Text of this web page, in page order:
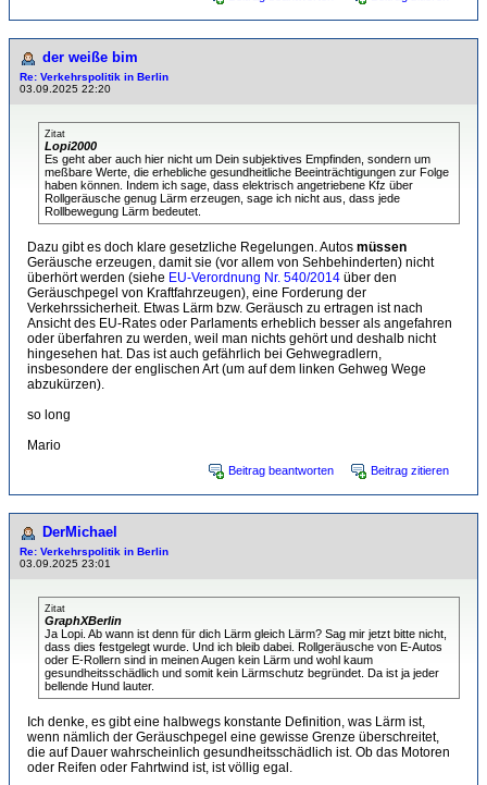
der weiße bim
Re: Verkehrspolitik in Berlin
03.09.2025 22:20
Zitat
Lopi2000
Es geht aber auch hier nicht um Dein subjektives Empfinden, sondern um
meßbare Werte, die erhebliche gesundheitliche Beeinträchtigungen zur Folge
haben können. Indem ich sage, dass elektrisch angetriebene Kfz über
Rollgeräusche genug Lärm erzeugen, sage ich nicht aus, dass jede
Rollbewegung Lärm bedeutet.
Dazu gibt es doch klare gesetzliche Regelungen. Autos müssen
Geräusche erzeugen, damit sie (vor allem von Sehbehinderten) nicht
überhört werden (siehe EU-Verordnung Nr. 540/2014 über den
Geräuschpegel von Kraftfahrzeugen), eine Forderung der
Verkehrssicherheit. Etwas Lärm bzw. Geräusch zu ertragen ist nach
Ansicht des EU-Rates oder Parlaments erheblich besser als angefahren
oder überfahren zu werden, weil man nichts gehört und deshalb nicht
hingesehen hat. Das ist auch gefährlich bei Gehwegradlern,
insbesondere der englischen Art (um auf dem linken Gehweg Wege
abzukürzen).
so long
Mario
Beitrag beantworten Beitrag zitieren
DerMichael
Re: Verkehrspolitik in Berlin
03.09.2025 23:01
Zitat
GraphXBerlin
Ja Lopi. Ab wann ist denn für dich Lärm gleich Lärm? Sag mir jetzt bitte nicht,
dass dies festgelegt wurde. Und ich bleib dabei. Rollgeräusche von E-Autos
oder E-Rollern sind in meinen Augen kein Lärm und wohl kaum
gesundheitsschädlich und somit kein Lärmschutz begründet. Da ist ja jeder
bellende Hund lauter.
Ich denke, es gibt eine halbwegs konstante Definition, was Lärm ist,
wenn nämlich der Geräuschpegel eine gewisse Grenze überschreitet,
die auf Dauer wahrscheinlich gesundheitsschädlich ist. Ob das Motoren
oder Reifen oder Fahrtwind ist, ist völlig egal.